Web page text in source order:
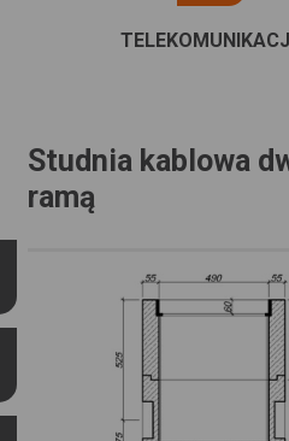
Studnia kablowa
ramą